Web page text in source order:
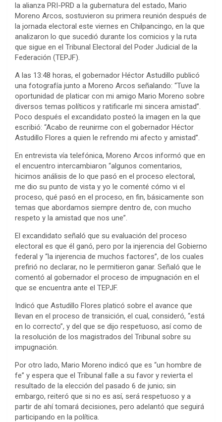
la alianza PRI-PRD a la gubernatura del estado, Mario
Moreno Arcos, sostuvieron su primera reunión después de
la jornada electoral este viernes en Chilpancingo, en la que
analizaron lo que sucedió durante los comicios y la ruta
que sigue en el Tribunal Electoral del Poder Judicial de la
Federación (TEPJF).
A las 13:48 horas, el gobernador Héctor Astudillo publicó
una fotografía junto a Moreno Arcos señalando: “Tuve la
oportunidad de platicar con mi amigo Mario Moreno sobre
diversos temas políticos y ratificarle mi sincera amistad”.
Poco después el excandidato posteó la imagen en la que
escribió: “Acabo de reunirme con el gobernador Héctor
Astudillo Flores a quien le refrendo mi afecto y amistad”.
En entrevista vía telefónica, Moreno Arcos informó que en
el encuentro intercambiaron “algunos comentarios,
hicimos análisis de lo que pasó en el proceso electoral,
me dio su punto de vista y yo le comenté cómo vi el
proceso, qué pasó en el proceso, en fin, básicamente son
temas que abordamos siempre dentro de, con mucho
respeto y la amistad que nos une”.
El excandidato señaló que su evaluación del proceso
electoral es que él ganó, pero por la injerencia del Gobierno
federal y “la injerencia de muchos factores”, de los cuales
prefirió no declarar, no le permitieron ganar. Señaló que le
comentó al gobernador el proceso de impugnación en el
que se encuentra ante el TEPJF.
Indicó que Astudillo Flores platicó sobre el avance que
llevan en el proceso de transición, el cual, consideró, “está
en lo correcto”, y del que se dijo respetuoso, así como de
la resolución de los magistrados del Tribunal sobre su
impugnación.
Por otro lado, Mario Moreno indicó que es “un hombre de
fe” y espera que el Tribunal falle a su favor y revierta el
resultado de la elección del pasado 6 de junio; sin
embargo, reiteró que si no es así, será respetuoso y a
partir de ahí tomará decisiones, pero adelantó que seguirá
participando en la política.